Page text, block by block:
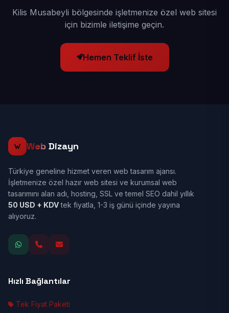
Kilis Musabeyli bölgesinde işletmenize özel web sitesi
için bizimle iletişime geçin.
Hemen Teklif İste
Web Dizayn
Türkiye geneline hizmet veren web tasarım ajansı.
İşletmenize özel hazır web sitesi ve kurumsal web
tasarımını alan adı, hosting, SSL ve temel SEO dahil yıllık
50 USD + KDVtek fiyatla, 1-3 iş günü içinde yayına
alıyoruz.
Hızlı Bağlantılar
Tek Fiyat Paketi